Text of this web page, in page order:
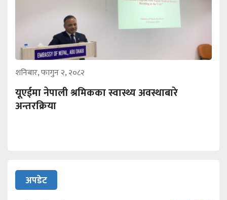
शनिबार, फागुन २, २०८२
यूएईमा नेपाली श्रमिकका स्वास्थ्य अवस्थाबारे
अन्तरक्रिया
अपडेट